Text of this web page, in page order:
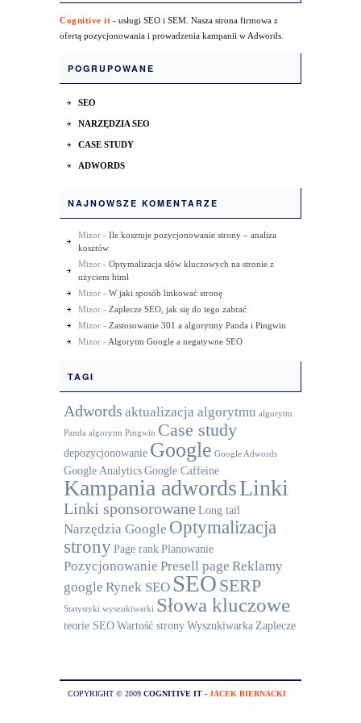
Cognitive it - usługi SEO i SEM. Nasza strona firmowa z
ofertą pozycjonowania i prowadzenia kampanii w Adwords.
POGRUPOWANE
SEO
NARZĘDZIA SEO
CASE STUDY
ADWORDS
NAJNOWSZE KOMENTARZE
Mizor - Ile kosztuje pozycjonowanie strony – analiza
kosztów
Mizor - Optymalizacja słów kluczowych na stronie z
użyciem html
Mizor - W jaki sposób linkować stronę
Mizor - Zaplecze SEO, jak się do tego zabrać
Mizor - Zastosowanie 301 a algorytmy Panda i Pingwin
Mizor - Algorytm Google a negatywne SEO
TAGI
Adwords aktualizacja algorytmu algorytm
Panda algorytm Pingwin Case study
depozycjonowanie Google Google Adwords
Google AnalyticsGoogle Caffeine
Kampania adwordsLinki
Linki sponsorowane Long tail
Narzędzia Google Optymalizacja
stronyPage rankPlanowanie
Pozycjonowanie Presell page Reklamy
google Rynek SEO SEO SERP
Statystyki wyszukiwarki Słowa kluczowe
teorie SEOWartość stronyWyszukiwarka Zaplecze
COPYRIGHT © 2009 COGNITIVE IT - JACEK BIERNACKI